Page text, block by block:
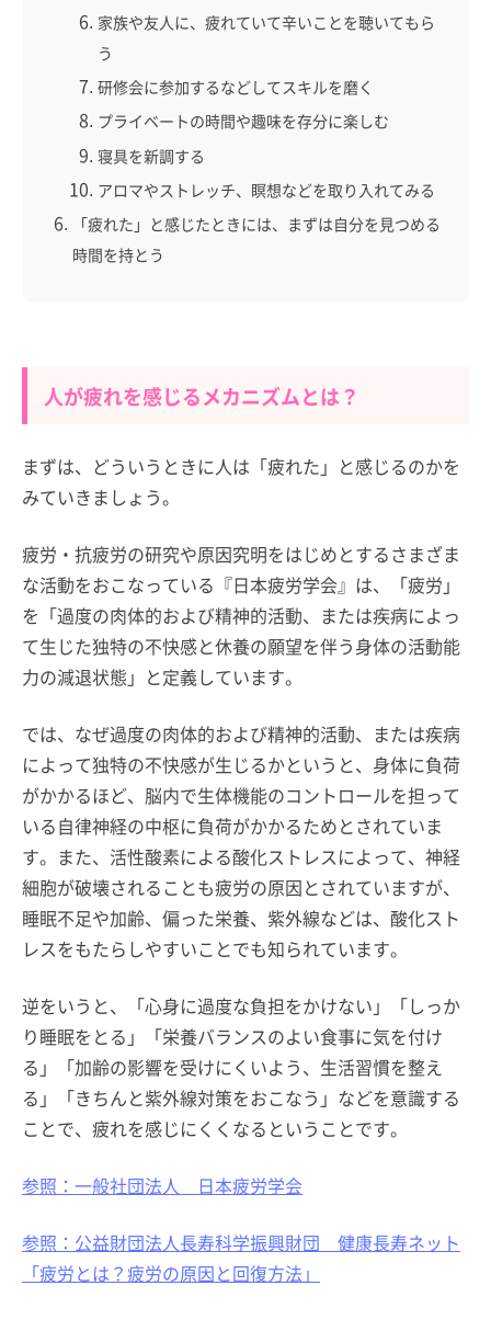
家族や友人に、疲れていて辛いことを聴いてもら
う
研修会に参加するなどしてスキルを磨く
プライベートの時間や趣味を存分に楽しむ
寝具を新調する
アロマやストレッチ、瞑想などを取り入れてみる
「疲れた」と感じたときには、まずは自分を見つめる
時間を持とう
人が疲れを感じるメカニズムとは？
まずは、どういうときに人は「疲れた」と感じるのかを
みていきましょう。
疲労・抗疲労の研究や原因究明をはじめとするさまざま
な活動をおこなっている『日本疲労学会』は、「疲労」
を「過度の肉体的および精神的活動、または疾病によっ
て生じた独特の不快感と休養の願望を伴う身体の活動能
力の減退状態」と定義しています。
では、なぜ過度の肉体的および精神的活動、または疾病
によって独特の不快感が生じるかというと、身体に負荷
がかかるほど、脳内で生体機能のコントロールを担って
いる自律神経の中枢に負荷がかかるためとされていま
す。また、活性酸素による酸化ストレスによって、神経
細胞が破壊されることも疲労の原因とされていますが、
睡眠不足や加齢、偏った栄養、紫外線などは、酸化スト
レスをもたらしやすいことでも知られています。
逆をいうと、「心身に過度な負担をかけない」「しっか
り睡眠をとる」「栄養バランスのよい食事に気を付け
る」「加齢の影響を受けにくいよう、生活習慣を整え
る」「きちんと紫外線対策をおこなう」などを意識する
ことで、疲れを感じにくくなるということです。
参照：一般社団法人 日本疲労学会
参照：公益財団法人長寿科学振興財団 健康長寿ネット
「疲労とは？疲労の原因と回復方法」